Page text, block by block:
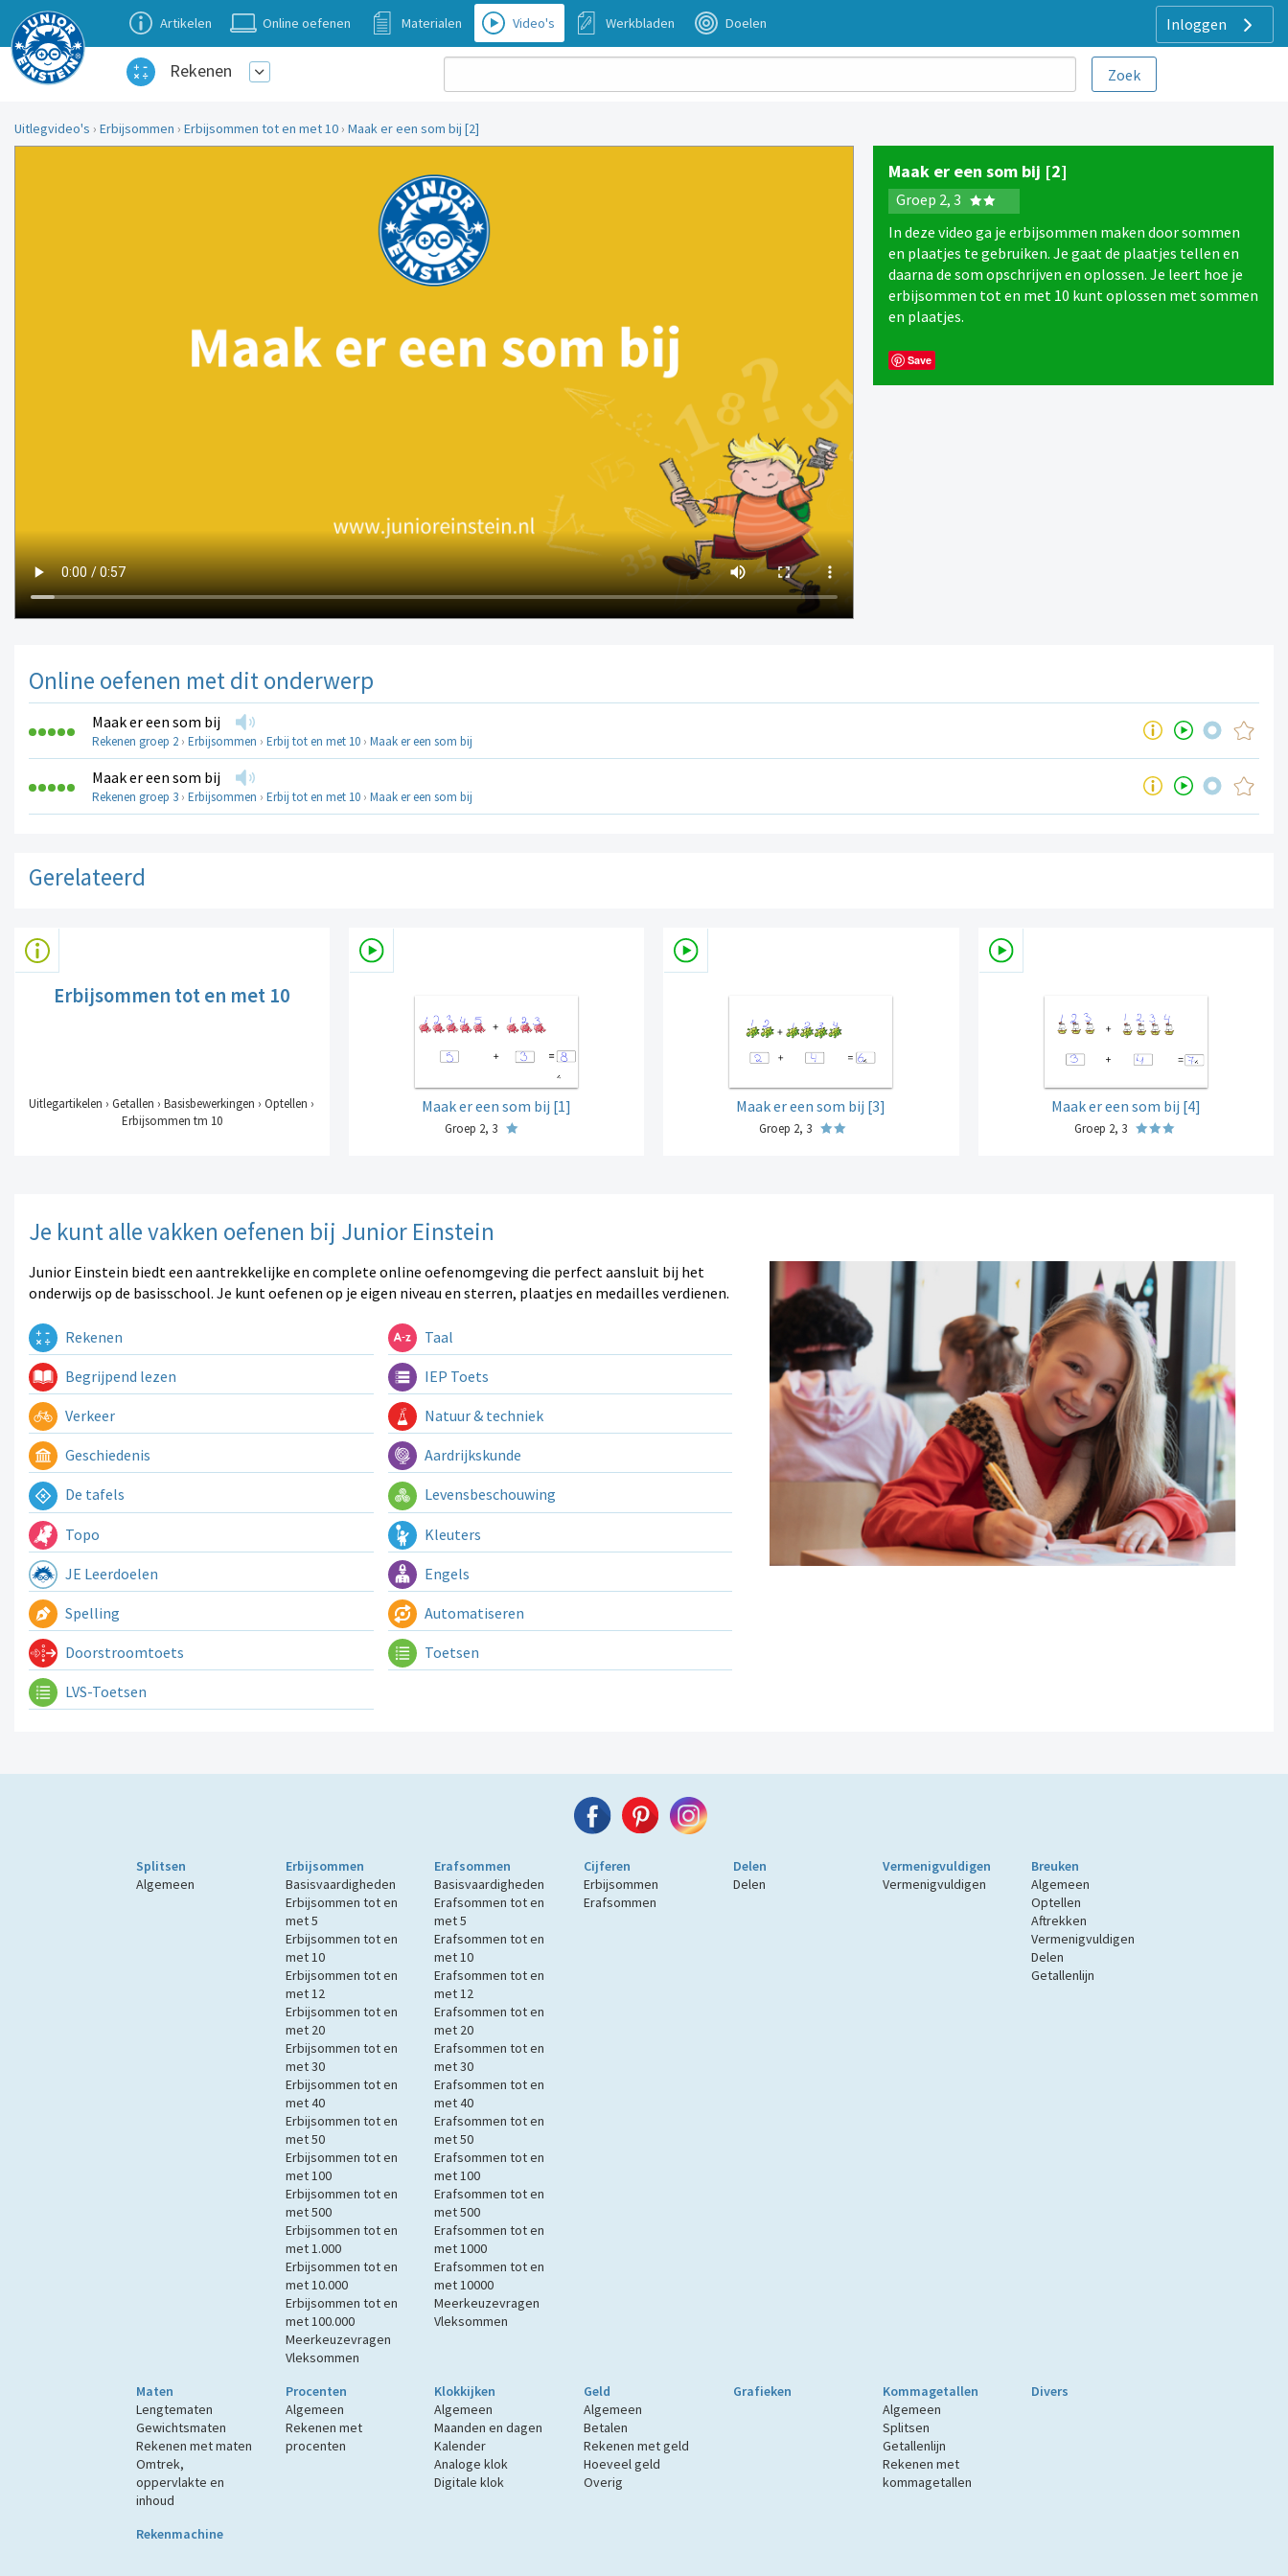
Inloggen
Artikelen Online oefenen Materialen Video's Werkbladen Doelen
Rekenen
Uitlegvideo's › Erbijsommen › Erbijsommen tot en met 10 › Maak er een som bij [2]
Maak er een som bij [2]
Groep 2, 3
In deze video ga je erbijsommen maken door sommen
en plaatjes te gebruiken. Je gaat de plaatjes tellen en
daarna de som opschrijven en oplossen. Je leert hoe je
erbijsommen tot en met 10 kunt oplossen met sommen
en plaatjes.
Save
Online oefenen met dit onderwerp
Maak er een som bij
Rekenen groep 2 › Erbijsommen › Erbij tot en met 10 › Maak er een som bij
Maak er een som bij
Rekenen groep 3 › Erbijsommen › Erbij tot en met 10 › Maak er een som bij
Gerelateerd
Erbijsommen tot en met 10
Uitlegartikelen › Getallen › Basisbewerkingen › Optellen ›
Erbijsommen tm 10
Maak er een som bij [1]
Groep 2, 3
Maak er een som bij [3]
Groep 2, 3
Maak er een som bij [4]
Groep 2, 3
Je kunt alle vakken oefenen bij Junior Einstein
Junior Einstein biedt een aantrekkelijke en complete online oefenomgeving die perfect aansluit bij het
onderwijs op de basisschool. Je kunt oefenen op je eigen niveau en sterren, plaatjes en medailles verdienen.
Rekenen Taal
Begrijpend lezen IEP Toets
Verkeer Natuur & techniek
Geschiedenis Aardrijkskunde
De tafels Levensbeschouwing
Topo Kleuters
JE Leerdoelen Engels
Spelling Automatiseren
Doorstroomtoets Toetsen
LVS-Toetsen
Splitsen
Algemeen
Erbijsommen
Basisvaardigheden
Erbijsommen tot en
met 5
Erbijsommen tot en
met 10
Erbijsommen tot en
met 12
Erbijsommen tot en
met 20
Erbijsommen tot en
met 30
Erbijsommen tot en
met 40
Erbijsommen tot en
met 50
Erbijsommen tot en
met 100
Erbijsommen tot en
met 500
Erbijsommen tot en
met 1.000
Erbijsommen tot en
met 10.000
Erbijsommen tot en
met 100.000
Meerkeuzevragen
Vleksommen
Erafsommen
Basisvaardigheden
Erafsommen tot en
met 5
Erafsommen tot en
met 10
Erafsommen tot en
met 12
Erafsommen tot en
met 20
Erafsommen tot en
met 30
Erafsommen tot en
met 40
Erafsommen tot en
met 50
Erafsommen tot en
met 100
Erafsommen tot en
met 500
Erafsommen tot en
met 1000
Erafsommen tot en
met 10000
Meerkeuzevragen
Vleksommen
Cijferen
Erbijsommen
Erafsommen
Delen
Delen
Vermenigvuldigen
Vermenigvuldigen
Breuken
Algemeen
Optellen
Aftrekken
Vermenigvuldigen
Delen
Getallenlijn
Maten
Lengtematen
Gewichtsmaten
Rekenen met maten
Omtrek,
oppervlakte en
inhoud
Procenten
Algemeen
Rekenen met
procenten
Klokkijken
Algemeen
Maanden en dagen
Kalender
Analoge klok
Digitale klok
Geld
Algemeen
Betalen
Rekenen met geld
Hoeveel geld
Overig
Grafieken
Kommagetallen
Algemeen
Splitsen
Getallenlijn
Rekenen met
kommagetallen
Divers
Rekenmachine